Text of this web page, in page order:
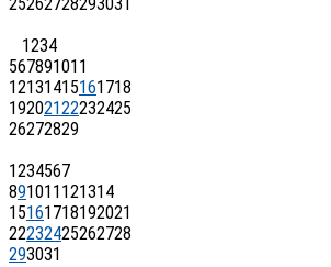
1234
567891011
12131415161718
19202122232425
26272829
1234567
891011121314
15161718192021
22232425262728
293031